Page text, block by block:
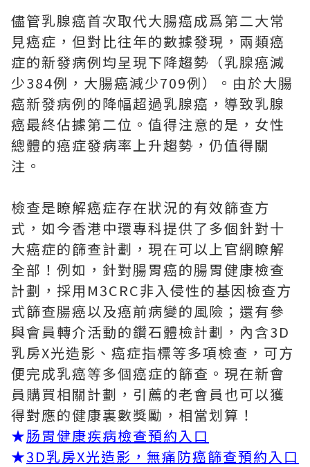
儘管乳腺癌首次取代大腸癌成爲第二大常
見癌症，但對比往年的數據發現，兩類癌
症的新發病例均呈現下降趨勢（乳腺癌減
少384例，大腸癌減少709例）。由於大腸
癌新發病例的降幅超過乳腺癌，導致乳腺
癌最終佔據第二位。值得注意的是，女性
總體的癌症發病率上升趨勢，仍值得關
注。
檢查是瞭解癌症存在狀況的有效篩查方
式，如今香港中環專科提供了多個針對十
大癌症的篩查計劃，現在可以上官網瞭解
全部！例如，針對腸胃癌的腸胃健康檢查
計劃，採用M3CRC非入侵性的基因檢查方
式篩查腸癌以及癌前病變的風險；還有參
與會員轉介活動的鑽石體檢計劃，內含3D
乳房X光造影、癌症指標等多項檢查，可方
便完成乳癌等多個癌症的篩查。現在新會
員購買相關計劃，引薦的老會員也可以獲
得對應的健康裏數獎勵，相當划算！
★肠胃健康疾病檢查預約入口
★3D乳房X光造影，無痛防癌篩查預約入口